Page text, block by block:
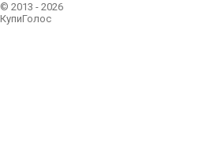
© 2013 - 2026
КупиГолос